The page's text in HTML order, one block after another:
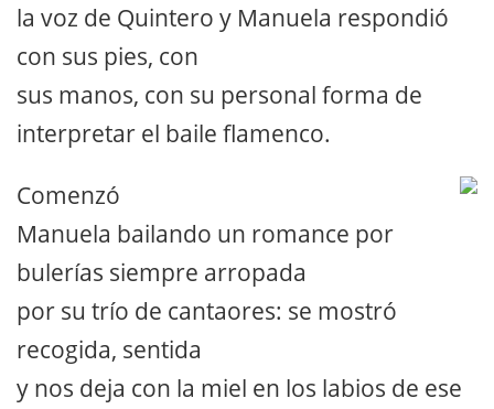
la voz de Quintero y Manuela respondió
con sus pies, con
sus manos, con su personal forma de
interpretar el baile flamenco.
Comenzó
Manuela bailando un romance por
bulerías siempre arropada
por su trío de cantaores: se mostró
recogida, sentida
y nos deja con la miel en los labios de ese